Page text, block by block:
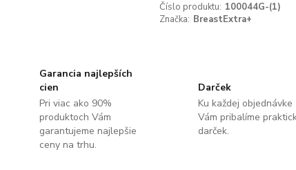
Číslo produktu: 100044G-(1)
Značka: BreastExtra+
Garancia najlepších
cien
Pri viac ako 90%
produktoch Vám
garantujeme najlepšie
ceny na trhu.
Darček
Ku každej objednávke
Vám pribalíme
darček.